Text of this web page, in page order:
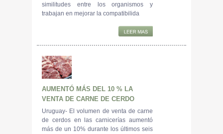
similitudes entre los organismos y
trabajan en mejorar la compatibilida
AUMENTÓ MÁS DEL 10 % LA
VENTA DE CARNE DE CERDO
Uruguay- El volumen de venta de carne
de cerdos en las carnicerías aumentó
más de un 10% durante los últimos seis